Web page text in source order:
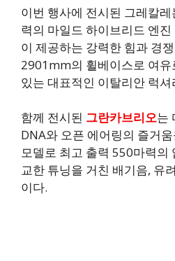
이번 행사에 전시된 그레칼
력의 마일드 하이브리드 엔
이 제공하는 강력한 힘과 경
2901mm의 휠베이스로 여유
있는 대표적인 이탈리안 럭셔
함께 전시된 그란카브리오는
DNA와 오픈 에어링의 즐거
모델로 최고 출력 550마력의
교한 튜닝을 거친 배기음, 유
이다.